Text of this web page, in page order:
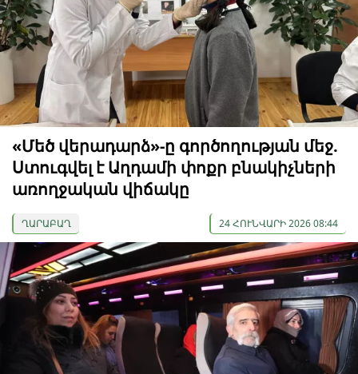
«Մեծ վերադարձ»-ը գործողության մեջ.
Ստուգվել է Աղդամի փոքր բնակիչների
առողջական վիճակը
ՂԱՐԱԲԱՂ 24 ՀՈՒՆՎԱՐԻ 2026 08:44